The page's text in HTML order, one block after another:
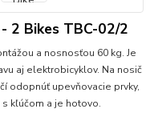
2 Bikes TBC-02/2
a nosnosťou 60 kg. Je
aj elektrobicyklov. Na nosič
odopnúť upevňovacie prvky,
kľúčom a je hotovo.